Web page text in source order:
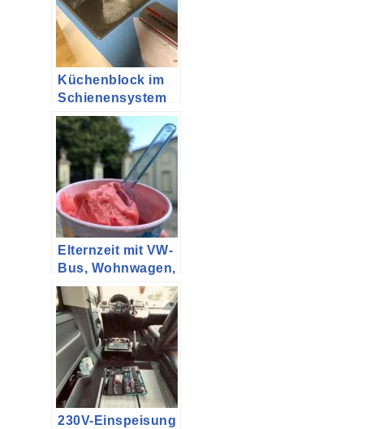
nde
Küchenblock im
Schienensystem
des VW-Bus T5 /
T6 auf Basis von
Ikea Alex
Elternzeit mit VW-
Bus, Wohnwagen,
zwei Erwachsenen
und drei Kindern
230V-Einspeisung